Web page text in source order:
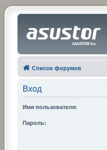
Список форумов
Вход
Имя пользователя:
Пароль: